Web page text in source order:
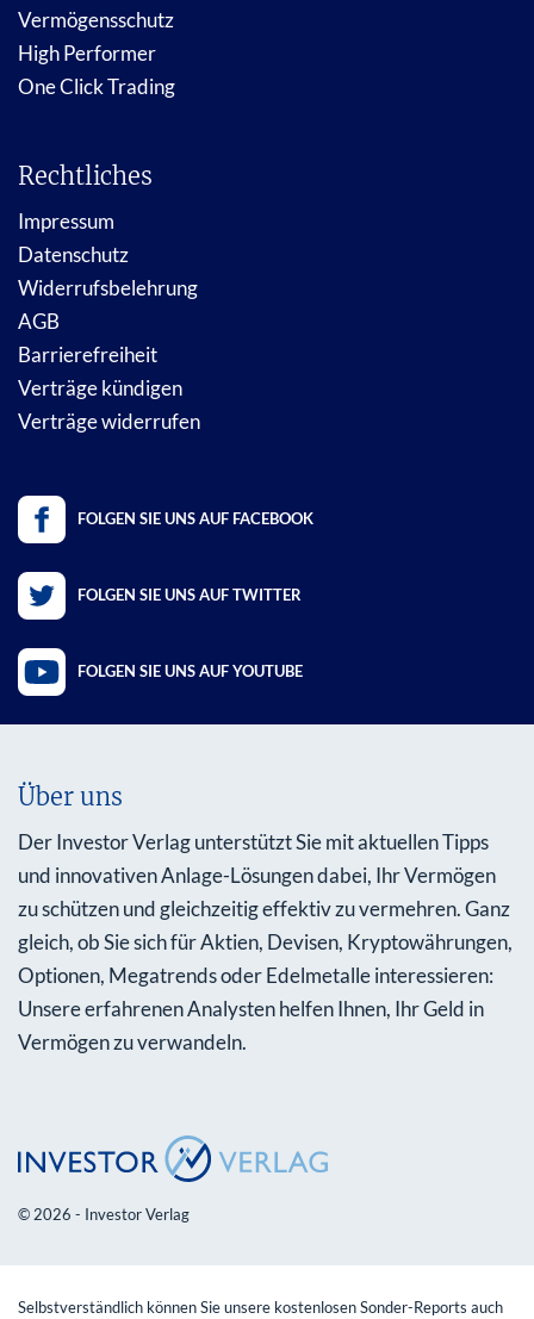
Vermögensschutz
High Performer
One Click Trading
Rechtliches
Impressum
Datenschutz
Widerrufsbelehrung
AGB
Barrierefreiheit
Verträge kündigen
Verträge widerrufen
FOLGEN SIE UNS AUF FACEBOOK
FOLGEN SIE UNS AUF TWITTER
FOLGEN SIE UNS AUF YOUTUBE
Über uns
Der Investor Verlag unterstützt Sie mit aktuellen Tipps
und innovativen Anlage-Lösungen dabei, Ihr Vermögen
zu schützen und gleichzeitig effektiv zu vermehren. Ganz
gleich, ob Sie sich für Aktien, Devisen, Kryptowährungen,
Optionen, Megatrends oder Edelmetalle interessieren:
Unsere erfahrenen Analysten helfen Ihnen, Ihr Geld in
Vermögen zu verwandeln.
© 2026 - Investor Verlag
Selbstverständlich können Sie unsere kostenlosen Sonder-Reports auch